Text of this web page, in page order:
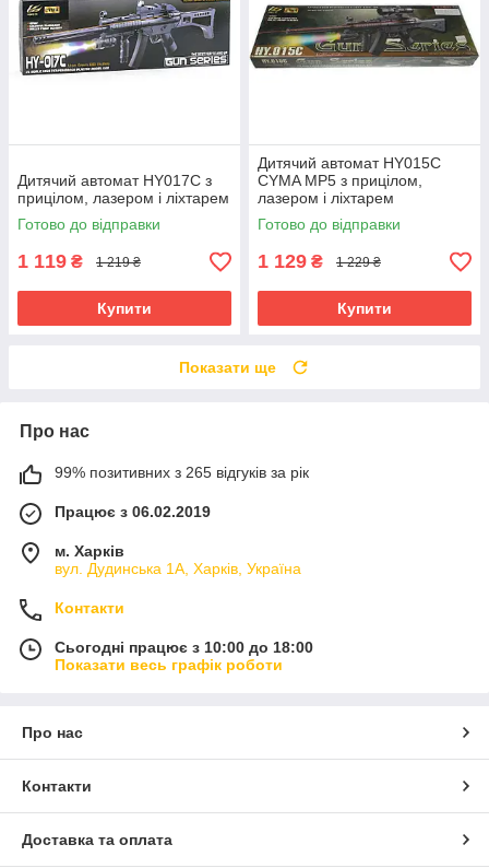
Дитячий автомат HY017C з
прицілом, лазером і ліхтарем
Готово до відправки
1 119 ₴ 1 219 ₴
Купити
Дитячий автомат HY015C
CYMA MP5 з прицілом,
лазером і ліхтарем
Готово до відправки
1 129 ₴ 1 229 ₴
Купити
Показати ще
Про нас
99% позитивних з 265 відгуків за рік
Працює з 06.02.2019
м. Харків
вул. Дудинська 1А, Харків, Україна
Контакти
Сьогодні працює з 10:00 до 18:00
Показати весь графік роботи
Про нас
Контакти
Доставка та оплата